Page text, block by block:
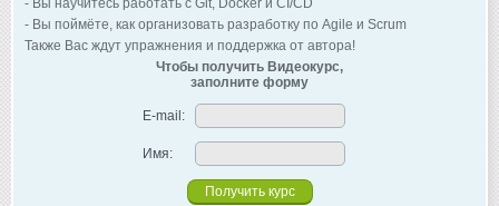
- Вы научитесь работать с Git, Docker и CI/CD
- Вы поймёте, как организовать разработку по Agile и Scrum
Также Вас ждут упражнения и поддержка от автора!
Чтобы получить Видеокурс,
заполните форму
E-mail:
Имя: